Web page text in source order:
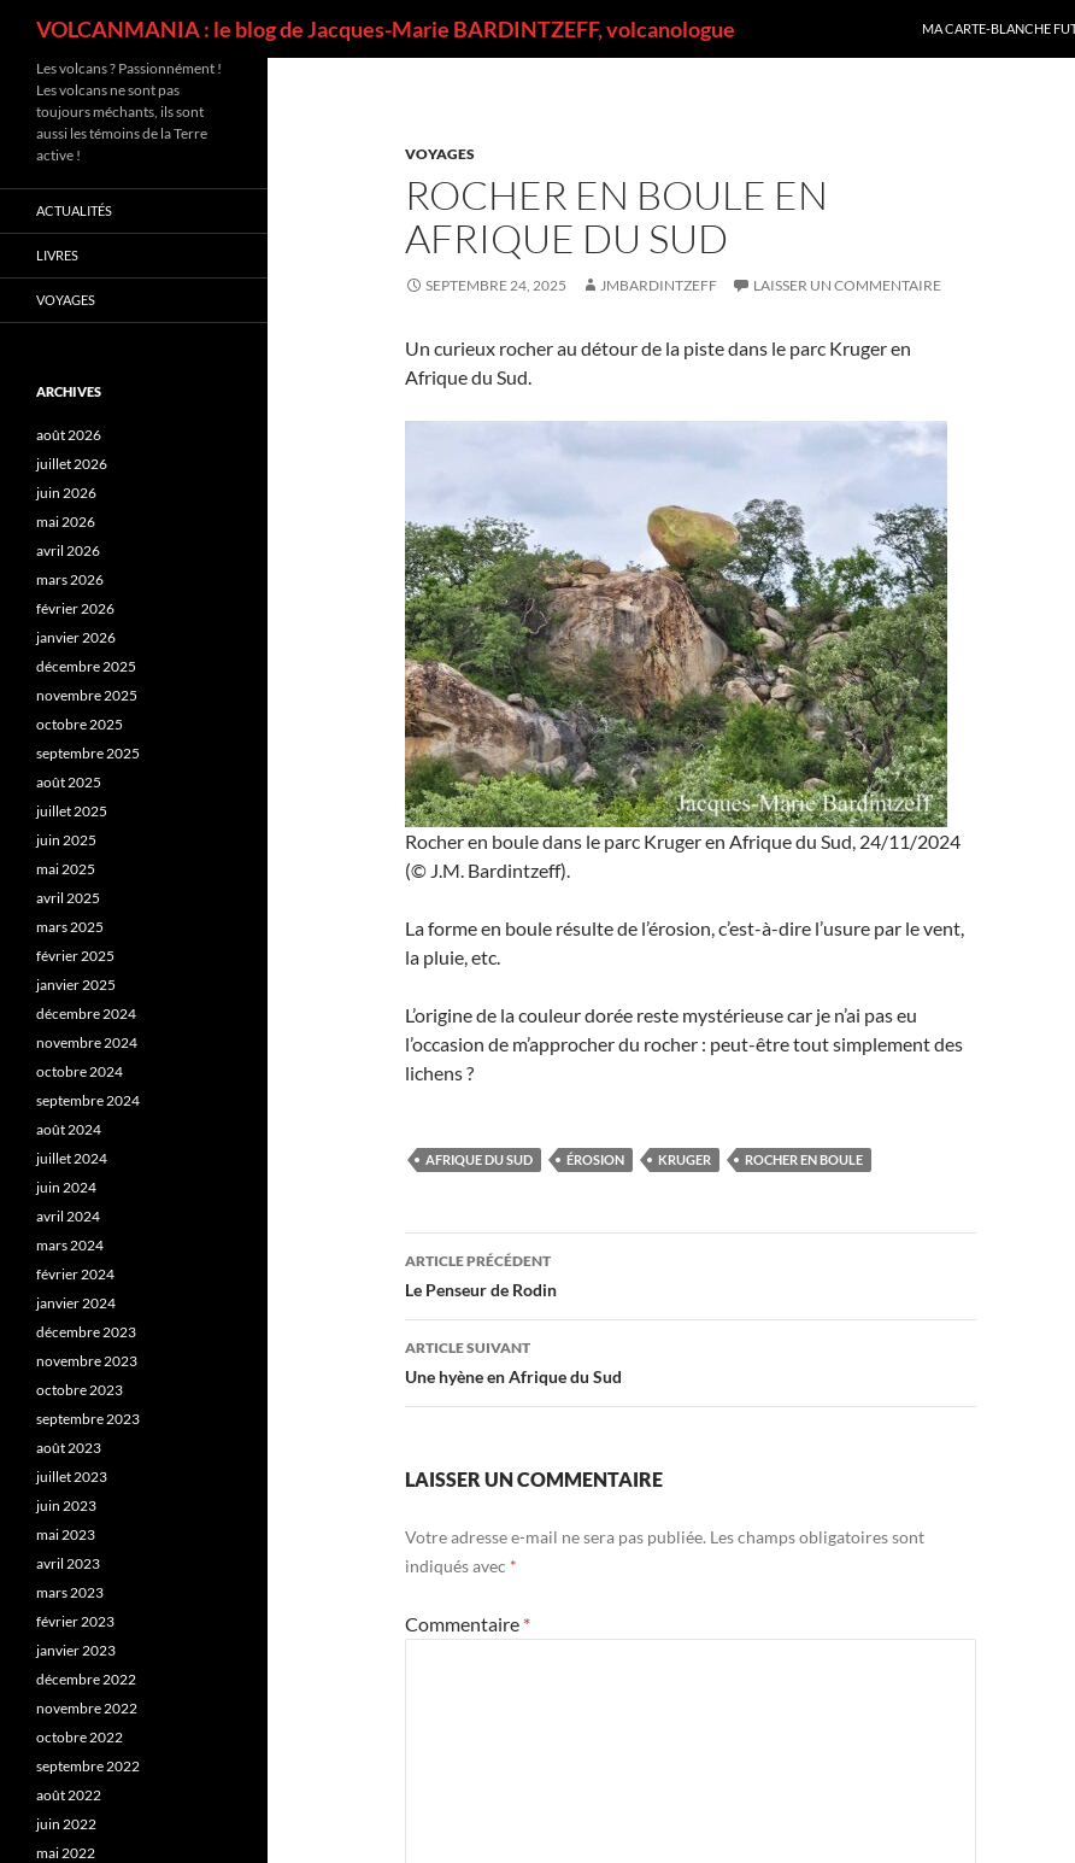
VOLCANMANIA : le blog de Jacques-Marie BARDINTZEFF, volcanologue
MA CARTE-BLANCHE
VOYAGES
ROCHER EN BOULE EN
AFRIQUE DU SUD
SEPTEMBRE 24, 2025 JMBARDINTZEFF LAISSER UN COMMENTAIRE
Un curieux rocher au détour de la piste dans le parc Kruger en
Afrique du Sud.
Rocher en boule dans le parc Kruger en Afrique du Sud, 24/11/2024
(© J.M. Bardintzeff).
La forme en boule résulte de l’érosion, c’est-à-dire l’usure par le vent,
la pluie, etc.
L’origine de la couleur dorée reste mystérieuse car je n’ai pas eu
l’occasion de m’approcher du rocher : peut-être tout simplement des
lichens ?
AFRIQUE DU SUD ÉROSION KRUGER ROCHER EN BOULE
Navigation
des
articles
ARTICLE PRÉCÉDENT
Le Penseur de Rodin
ARTICLE SUIVANT
Une hyène en Afrique du Sud
LAISSER UN COMMENTAIRE
Votre adresse e-mail ne sera pas publiée. Les champs obligatoires sont
indiqués avec *
Commentaire *
Les volcans ? Passionnément !
Les volcans ne sont pas
toujours méchants, ils sont
aussi les témoins de la Terre
active !
ACTUALITÉS
LIVRES
VOYAGES
ARCHIVES
août 2026
juillet 2026
juin 2026
mai 2026
avril 2026
mars 2026
février 2026
janvier 2026
décembre 2025
novembre 2025
octobre 2025
septembre 2025
août 2025
juillet 2025
juin 2025
mai 2025
avril 2025
mars 2025
février 2025
janvier 2025
décembre 2024
novembre 2024
octobre 2024
septembre 2024
août 2024
juillet 2024
juin 2024
avril 2024
mars 2024
février 2024
janvier 2024
décembre 2023
novembre 2023
octobre 2023
septembre 2023
août 2023
juillet 2023
juin 2023
mai 2023
avril 2023
mars 2023
février 2023
janvier 2023
décembre 2022
novembre 2022
octobre 2022
septembre 2022
août 2022
juin 2022
mai 2022